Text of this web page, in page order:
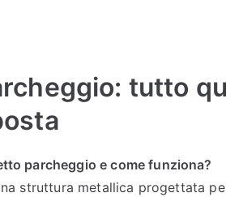
tutto
parcheggio e come funziona?
struttura metallica progettata